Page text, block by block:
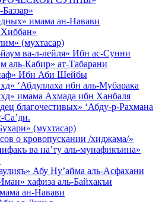
имама ан-Навави
(мухтасар)
ва-л-лейля» Ибн ас-Сунни
аль-Кабир» ат-Табарани
Ибн Аби Шейбы
‘Абдуллаха ибн аль-Мубарака
имама Ахмада ибн Ханбаля
благочестивых» ‘Абду-р-Рахмана
Са’ди.
(мухтасар)
о кровопускании /хиджама/»
ва на’ту аль-мунафикъина»
Абу Ну’айма аль-Асфахани
хафиза аль-Байхакъи
ан-Навави